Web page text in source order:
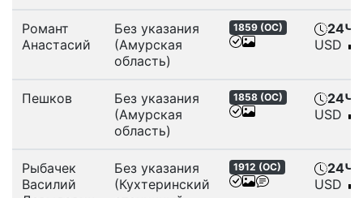
Романт
Анастасий
Без указания
(Амурская
область)
1859 (ОС) 24Ч
USD
Пешков
Без указания
(Амурская
область)
1858 (ОС) 24Ч
USD
Рыбачек
Василий
Без указания
(Кухтеринский
1912 (ОС) 24Ч
USD